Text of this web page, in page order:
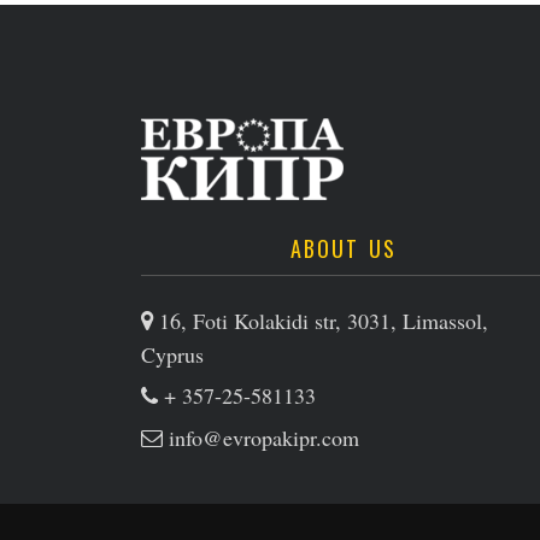
ABOUT US
16, Foti Kolakidi str, 3031, Limassol,
Cyprus
+ 357-25-581133
info@evropakipr.com